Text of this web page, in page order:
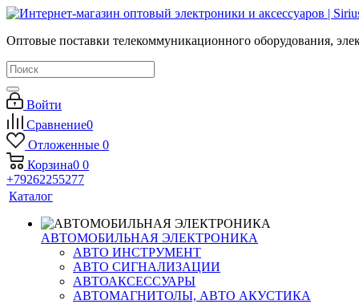
Оптовые поставки телекоммуникационного оборудования,
Войти
Сравнение0
Отложенные 0
Корзина0 0
+79262255277
Каталог
АВТОМОБИЛЬНАЯ ЭЛЕКТРОНИКА
АВТО ИНСТРУМЕНТ
АВТО СИГНАЛИЗАЦИИ
АВТОАКСЕССУАРЫ
АВТОМАГНИТОЛЫ, АВТО АКУСТИКА